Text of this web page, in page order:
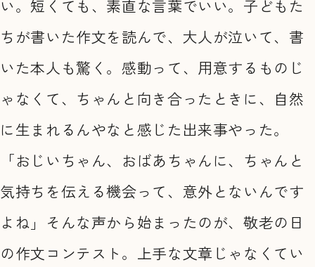
い。短くても、素直な言葉でいい。子どもた
ちが書いた作文を読んで、大人が泣いて、書
いた本人も驚く。感動って、用意するものじ
ゃなくて、ちゃんと向き合ったときに、自然
に生まれるんやなと感じた出来事やった。
「おじいちゃん、おばあちゃんに、ちゃんと
気持ちを伝える機会って、意外とないんです
よね」そんな声から始まったのが、敬老の日
の作文コンテスト。上手な文章じゃなくてい